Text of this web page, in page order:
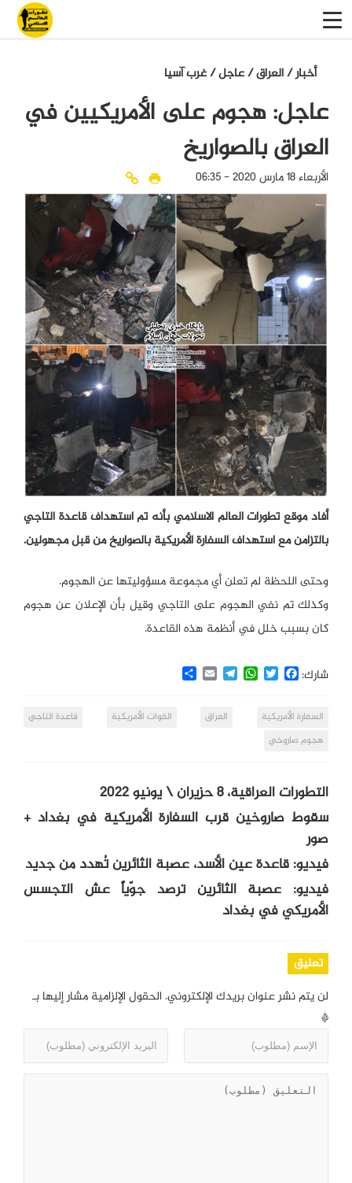
أخبار/العراق/عاجل/غرب آسيا
عاجل: هجوم على الأمريكيين في
العراق بالصواريخ
الأربعاء 18 مارس 2020 - 06:35
أفاد موقع تطورات العالم الاسلامي بأنه تم استهداف قاعدة التاجي
بالتزامن مع استهداف السفارة الأمريكية بالصواريخ من قبل مجهولين.
وحتى اللحظة لم تعلن أي مجموعة مسؤوليتها عن الهجوم.
وكذلك تم نفي الهجوم على التاجي وقيل بأن الإعلان عن هجوم
كان بسبب خلل في أنظمة هذه القاعدة.
شارك: Facebook
Twitter
WhatsApp
Telegram
Email
Share
السفارة الأمريكية العراق القوات الأمريكية
قاعدة التاجي
هجوم صاروخي
التطورات العراقية، 8 حزيران \ يونيو 2022
سقوط صاروخين قرب السفارة الأمريكية في بغداد +
صور
فيديو: قاعدة عين الأسد، عصبة الثائرين تُهدد من جديد
فيديو: عصبة الثائرين ترصد جوّياً عش التجسس
الأمريكي في بغداد
تعليق
لن يتم نشر عنوان بريدك الإلكتروني. الحقول الإلزامية مشار إليها بـ
*